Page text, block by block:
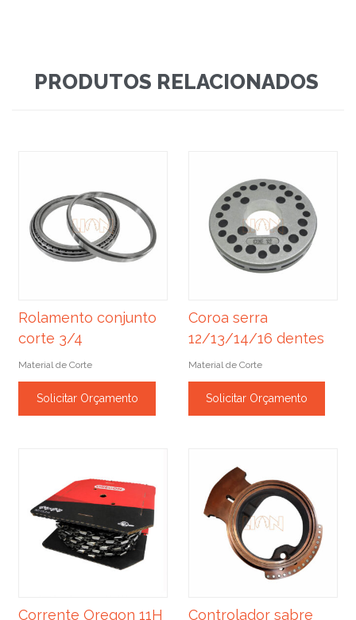
PRODUTOS RELACIONADOS
Rolamento conjunto
corte 3/4
Material de Corte
Solicitar Orçamento
Coroa serra
12/13/14/16 dentes
Material de Corte
Solicitar Orçamento
Corrente Oregon 11H Controlador sabre